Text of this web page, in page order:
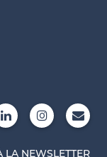
LA NEWSLETTER